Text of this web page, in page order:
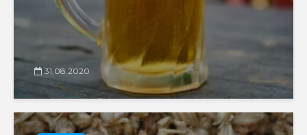
31.08.2020